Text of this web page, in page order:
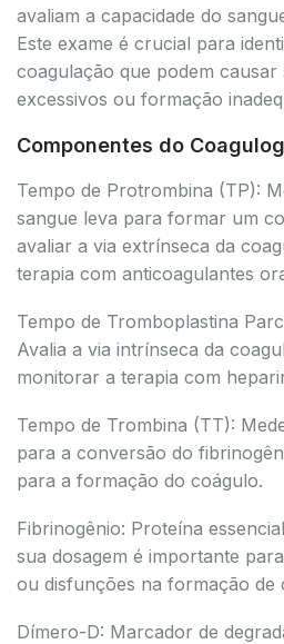
avaliam a capacidade do
Este exame é crucial para
coagulação que podem causar
excessivos ou formação
Componentes do
Tempo de Protrombina (TP):
sangue leva para formar um
avaliar a via extrínseca da
terapia com anticoagulantes
Tempo de Tromboplastina
Avalia a via intrínseca da
monitorar a terapia com
Tempo de Trombina (TT):
para a conversão do
para a formação do coágulo.
Fibrinogênio: Proteína
sua dosagem é importante
ou disfunções na formação de
Dímero-D: Marcador de